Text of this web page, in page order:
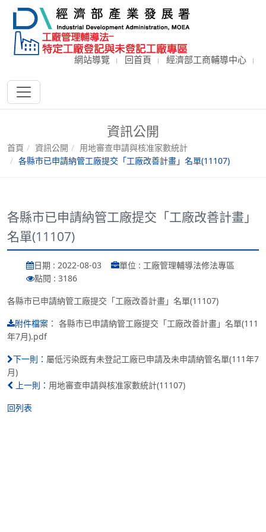
網站導覽 回首頁 經濟部工商輔導中心
資訊公開
首頁 資訊公開
用地審查申請與核准家數統計
各縣市已申請納管工廠提交「工廠改善計畫」名單(11107)
各縣市已申請納管工廠提交「工廠改善計畫」
名單(11107)
日期 : 2022-08-03
單位 : 工廠管理輔導法修法專區
點閱 : 3186
各縣市已申請納管工廠提交「工廠改善計畫」名單(11107)
附件檔案 ： 各縣市已申請納管工廠提交「工廠改善計畫」名單(111
年7月).pdf
下一則： 屬低污染既有未登記工廠已申請及未申請納管名單(111年7
月)
上一則： 用地審查申請與核准家數統計(11107)
回列表